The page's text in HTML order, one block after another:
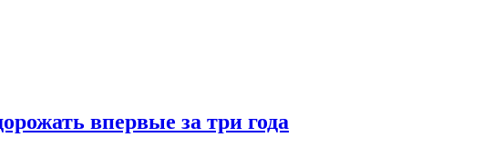
впервые за три года